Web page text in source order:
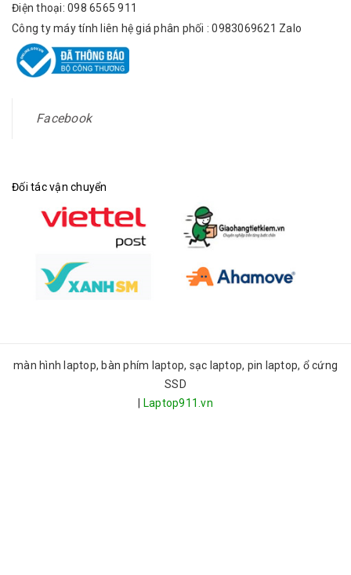
Điện thoại: 098 6565 911
Công ty máy tính liên hệ giá phân phối : 0983069621 Zalo
Facebook
Đối tác vận chuyển
màn hình laptop, bàn phím laptop, sạc laptop, pin laptop, ổ cứng
SSD
Laptop911.vn